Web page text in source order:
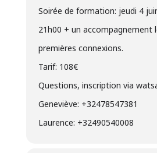
Soirée de formation: jeudi 4
21h00 + un accompagnement
premières connexions.
Tarif: 108€
Questions, inscription via
Geneviève: +32478547381
Laurence: +32490540008